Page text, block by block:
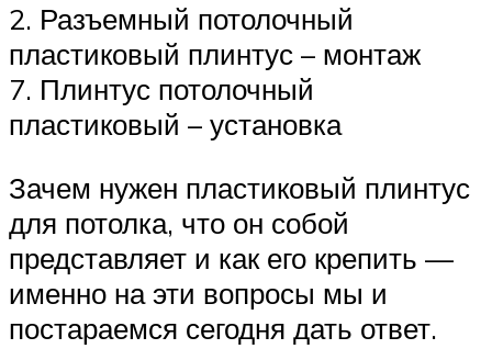
2. Разъемный потолочный
пластиковый плинтус – монтаж
7. Плинтус потолочный
пластиковый – установка
Зачем нужен пластиковый плинтус
для потолка, что он собой
представляет и как его крепить —
именно на эти вопросы мы и
постараемся сегодня дать ответ.